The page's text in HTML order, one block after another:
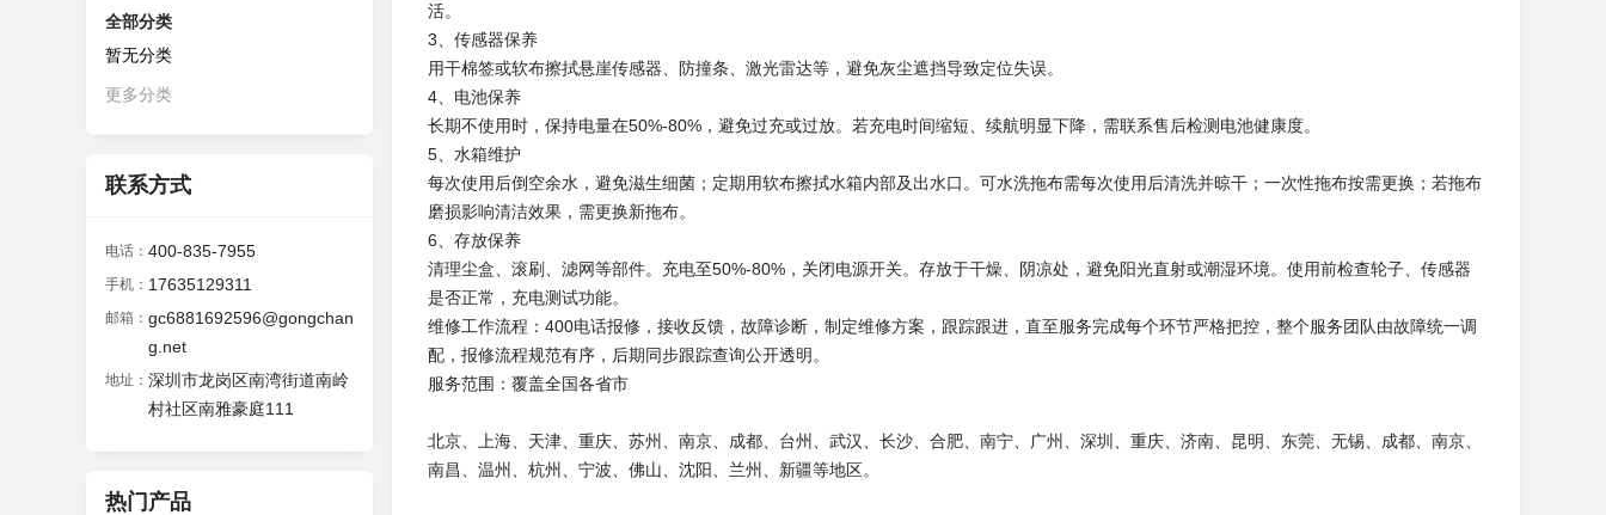
全部分类
暂无分类
更多分类
联系方式
电话： 400-835-7955
手机： 17635129311
邮箱： gc6881692596@gongchan
g.net
地址： 深圳市龙岗区南湾街道南岭
村社区南雅豪庭111
热门产品
活。
3、传感器保养
用干棉签或软布擦拭悬崖传感器、防撞条、激光雷达等，避免灰尘遮挡导致定位失误。
4、电池保养
长期不使用时，保持电量在50%-80%，避免过充或过放。若充电时间缩短、续航明显下降，需联系售后检测电池健康度。
5、水箱维护
每次使用后倒空余水，避免滋生细菌；定期用软布擦拭水箱内部及出水口。可水洗拖布需每次使用后清洗并晾干；一次性拖布按需更换；若拖布
磨损影响清洁效果，需更换新拖布。
6、存放保养
清理尘盒、滚刷、滤网等部件。充电至50%-80%，关闭电源开关。存放于干燥、阴凉处，避免阳光直射或潮湿环境。使用前检查轮子、传感器
是否正常，充电测试功能。
维修工作流程：400电话报修，接收反馈，故障诊断，制定维修方案，跟踪跟进，直至服务完成每个环节严格把控，整个服务团队由故障统一调
配，报修流程规范有序，后期同步跟踪查询公开透明。
服务范围：覆盖全国各省市
北京、上海、天津、重庆、苏州、南京、成都、台州、武汉、长沙、合肥、南宁、广州、深圳、重庆、济南、昆明、东莞、无锡、成都、南京、
南昌、温州、杭州、宁波、佛山、沈阳、兰州、新疆等地区。